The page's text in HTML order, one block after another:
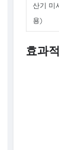
산기 미
용)
효과